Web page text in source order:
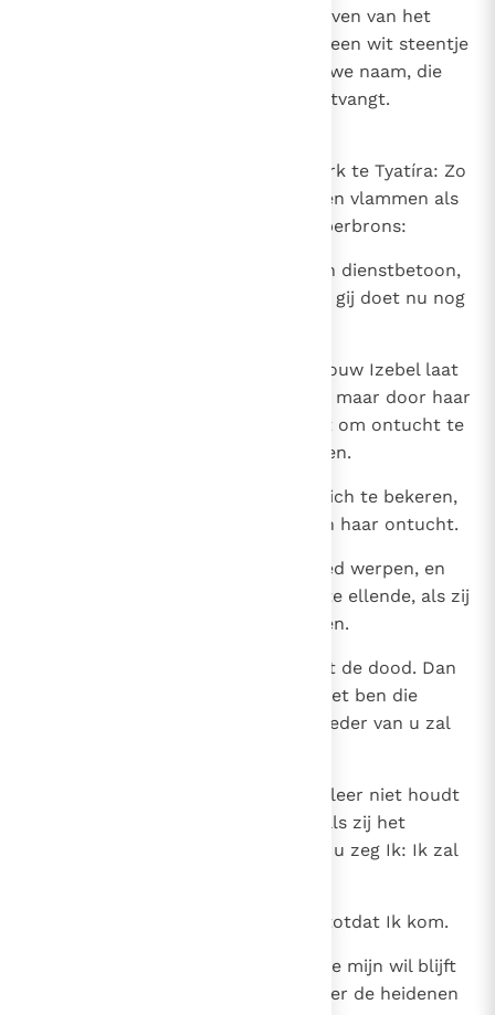
zegt: Wie overwint, hem zal Ik geven van het
verborgen manna; en Ik zal hem een wit steentje
geven en daarop gegrift een nieuwe naam, die
niemand kent dan hij die hem ontvangt.
En schrijf aan de engel van de kerk te Tyatíra: Zo
spreekt de Zoon Gods, wiens ogen vlammen als
vuur en wiens voeten zijn als koperbrons:
Ik ken uw daden: liefde, trouw en dienstbetoon,
en ook uw standvastigheid, want gij doet nu nog
Maar Ik heb tegen u dat gij de vrouw Izebel laat
begaan, die zich profetes noemt, maar door haar
leer mijn dienstknechten verleidt om ontucht te
bedrijven en afgodenoffers te eten.
En Ik heb haar tijd gegeven om zich te bekeren,
maar zij wil zich niet bekeren van haar ontucht.
Daarom zal Ik haar op het ziekbed werpen, en
over haar minnaars breng Ik grote ellende, als zij
zich niet van haar werken bekeren.
En haar kinderen zal Ik slaan met de dood. Dan
zullen alle kerken weten dat Ik het ben die
nieren en harten doorgrond, en ieder van u zal
Maar gij allen in Tyatíra die deze leer niet houdt
en de ‘diepten van de Satan,” zoals zij het
noemen, niet hebt leren kennen, u zeg Ik: Ik zal
houdt slechts vast wat gij hebt, totdat Ik kom.
En wie overwint, wie tot het einde mijn wil blijft
doen, hem zal Ik macht geven over de heidenen